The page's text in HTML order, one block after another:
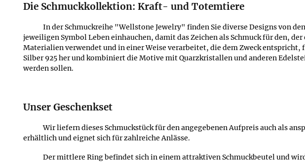
Die Schmuckkollektion: Kraft- und Totemtiere
In der Schmuckreihe "Wellstone Jewelry" finden Sie diverse Designs von
jeweiligen Symbol Leben einhauchen, damit das Zeichen als Schmuck für den,
Materialien verwendet und in einer Weise verarbeitet, die dem Zweck
Silber 925 her und kombiniert die Motive mit Quarzkristallen und anderen
werden sollen.
Unser Geschenkset
Wir liefern dieses Schmuckstück für den angegebenen Aufpreis auch als
erhältlich und eignet sich für zahlreiche Anlässe.
Der mittlere Ring befindet sich in einem attraktiven Schmuckbeutel und